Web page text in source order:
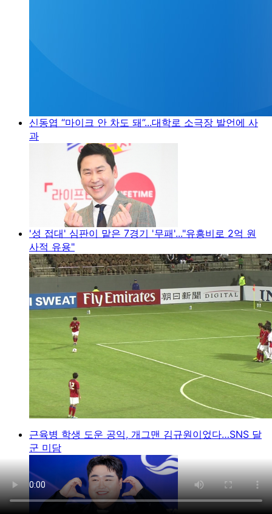
신동엽 “마이크 안 차도 돼”...대학로 소극장 발언에 사
과
'성 접대' 심판이 맡은 7경기 '무패'..."유흥비로 2억 원
사적 유용"
근육병 학생 도운 공익, 개그맨 김규원이었다…SNS 달
군 미담